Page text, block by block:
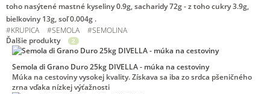
toho nasýtené mastné kyseliny 0.9g, sacharidy 72g - z toho cukry 3.9g,
bielkoviny 13g, soľ 0.004g .
#KRUPICA #SEMOLA #SEMOLINA
Ďalšie produkty
2
Semola di Grano Duro 25kg DIVELLA - múka na cestoviny
Múka na cestoviny vysokej kvality. Získava sa iba zo srdca pšeničného
zrna vďaka nízkej výťažnosti